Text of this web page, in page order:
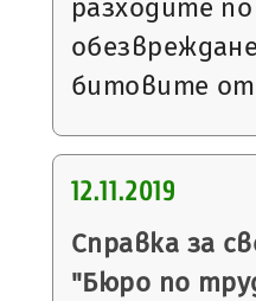
разходите
битовите
12.11.2019
Справка за
"Бюро по